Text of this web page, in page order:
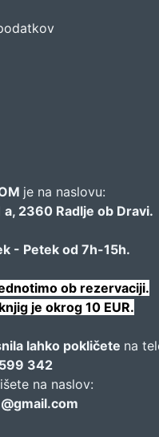
je na naslovu:
a, 2360 Radlje ob Dravi.
- Petek od 7h-15h.
ob rezervaciji.
je okrog 10 EUR.
lahko pokličete na
342
na naslov: